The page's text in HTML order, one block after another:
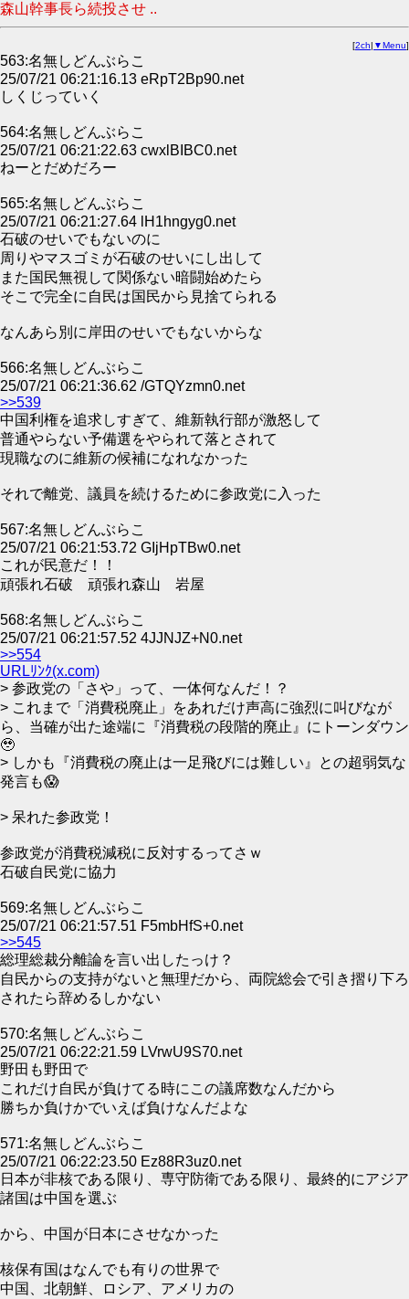
森山幹事長ら続投させ ..
[2ch| ▼Menu]
563:名無しどんぶらこ
25/07/21 06:21:16.13 eRpT2Bp90.net
しくじっていく
564:名無しどんぶらこ
25/07/21 06:21:22.63 cwxlBIBC0.net
ねーとだめだろー
565:名無しどんぶらこ
25/07/21 06:21:27.64 lH1hngyg0.net
石破のせいでもないのに
周りやマスゴミが石破のせいにし出して
また国民無視して関係ない暗闘始めたら
そこで完全に自民は国民から見捨てられる
なんあら別に岸田のせいでもないからな
566:名無しどんぶらこ
25/07/21 06:21:36.62 /GTQYzmn0.net
>>539
中国利権を追求しすぎて、維新執行部が激怒して
普通やらない予備選をやられて落とされて
現職なのに維新の候補になれなかった
それで離党、議員を続けるために参政党に入った
567:名無しどんぶらこ
25/07/21 06:21:53.72 GIjHpTBw0.net
これが民意だ！！
頑張れ石破 頑張れ森山 岩屋
568:名無しどんぶらこ
25/07/21 06:21:57.52 4JJNJZ+N0.net
>>554
URLﾘﾝｸ(x.com)
> 参政党の「さや」って、一体何なんだ！？
> これまで「消費税廃止」をあれだけ声高に強烈に叫びなが
ら、当確が出た途端に『消費税の段階的廃止』にトーンダウン
🥹
> しかも『消費税の廃止は一足飛びには難しい』との超弱気な
発言も😱
> 呆れた参政党！
参政党が消費税減税に反対するってさｗ
石破自民党に協力
569:名無しどんぶらこ
25/07/21 06:21:57.51 F5mbHfS+0.net
>>545
総理総裁分離論を言い出したっけ？
自民からの支持がないと無理だから、両院総会で引き摺り下ろ
されたら辞めるしかない
570:名無しどんぶらこ
25/07/21 06:22:21.59 LVrwU9S70.net
野田も野田で
これだけ自民が負けてる時にこの議席数なんだから
勝ちか負けかでいえば負けなんだよな
571:名無しどんぶらこ
25/07/21 06:22:23.50 Ez88R3uz0.net
日本が非核である限り、専守防衛である限り、最終的にアジア
諸国は中国を選ぶ
から、中国が日本にさせなかった
核保有国はなんでも有りの世界で
中国、北朝鮮、ロシア、アメリカの